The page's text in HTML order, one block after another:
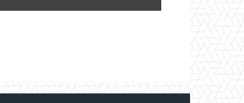
은퇴는 새로운 시작, 새로운 출발이다